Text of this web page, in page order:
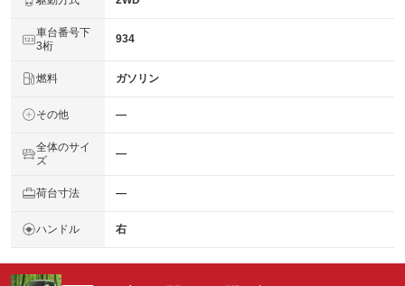
車台番号下
3桁
934
燃料 ガソリン
その他 ―
全体のサイ
ズ
―
荷台寸法 ―
ハンドル 右